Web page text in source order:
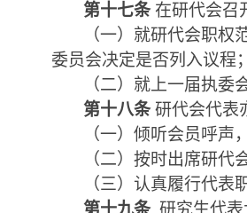
第十七条 在研代会召
（一） 就研代会职权
委员会决定是否列入议程
（二） 就上一届执委
第十八条 研代会代表
（一） 倾听会员呼声
（二） 按时出席研代
（三） 认真履行代表
第十九条 研究生代表